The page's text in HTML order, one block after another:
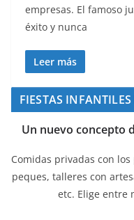
empresas. El famoso
éxito y nunca
Leer más
FIESTAS
Un nuevo concepto
Comidas privadas con
peques, talleres con
etc. Elige entre